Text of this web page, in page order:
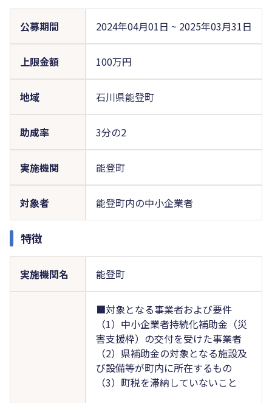
公募期間 2024年04月01日 ~ 2025年03月31日
上限金額 100万円
地域 石川県能登町
助成率 3分の2
実施機関 能登町
対象者 能登町内の中小企業者
特徴
実施機関名 能登町
■対象となる事業者および要件
（1）中小企業者持続化補助金（災
害支援枠）の交付を受けた事業者
（2）県補助金の対象となる施設及
び設備等が町内に所在するもの
（3）町税を滞納していないこと